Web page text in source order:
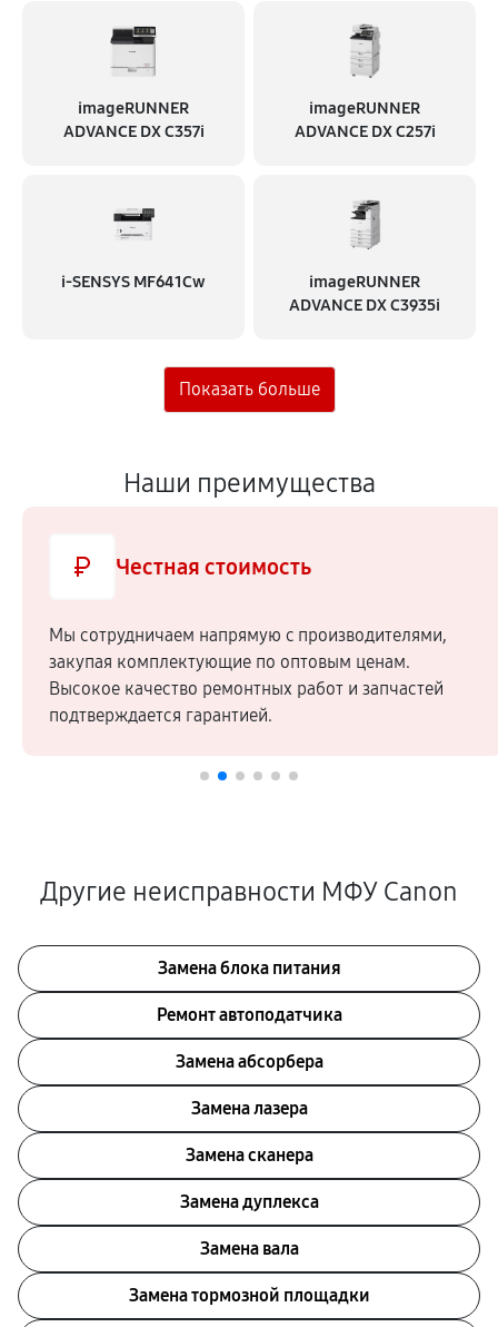
imageRUNNER
ADVANCE DX C357i
imageRUNNER
ADVANCE DX C257i
i‑SENSYS MF641Cw
imageRUNNER
ADVANCE DX C3935i
Наши преимущества
Честная стоимость
Мы сотрудничаем напрямую c производителями,
закупая комплектующие по оптовым ценам.
Высокое качество ремонтных работ и запчастей
подтверждается гарантией.
Другие неисправности МФУ Canon
Замена блока питания
Ремонт автоподатчика
Замена абсорбера
Замена лазера
Замена сканера
Замена дуплекса
Замена вала
Замена тормозной площадки